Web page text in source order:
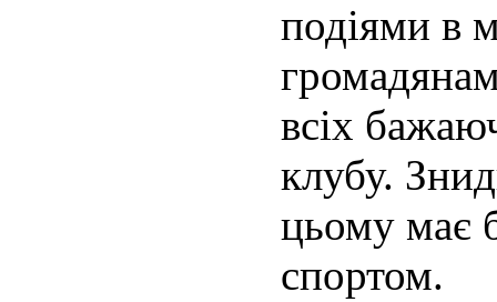
подіями в
всіх
клубу.
цьому має
спортом.